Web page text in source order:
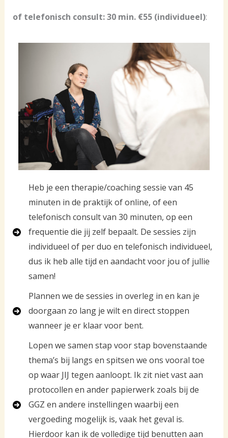
of telefonisch consult: 30 min. €55 (individueel):
Heb je een therapie/coaching sessie van 45
minuten in de praktijk of online, of een
telefonisch consult van 30 minuten, op een
frequentie die jij zelf bepaalt. De sessies zijn
individueel of per duo en telefonisch individueel,
dus ik heb alle tijd en aandacht voor jou of jullie
samen!
Plannen we de sessies in overleg in en kan je
doorgaan zo lang je wilt en direct stoppen
wanneer je er klaar voor bent.
Lopen we samen stap voor stap bovenstaande
thema’s bij langs en spitsen we ons vooral toe
op waar JIJ tegen aanloopt. Ik zit niet vast aan
protocollen en ander papierwerk zoals bij de
GGZ en andere instellingen waarbij een
vergoeding mogelijk is, vaak het geval is.
Hierdoor kan ik de volledige tijd benutten aan